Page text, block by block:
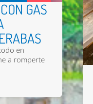
GAS
en
a romperte